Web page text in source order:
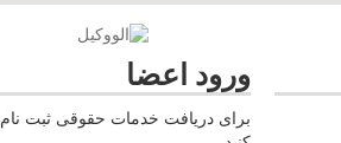
ورود اعضا
برای دریافت خدمات حقوقی ثبت نام